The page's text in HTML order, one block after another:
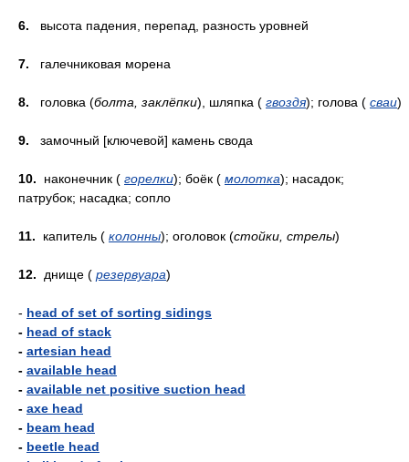
6. высота падения, перепад, разность уровней
7. галечниковая морена
8. головка (болта, заклёпки), шляпка ( гвоздя); голова ( сваи)
9. замочный [ключевой] камень свода
10. наконечник ( горелки); боёк ( молотка); насадок;
патрубок; насадка; сопло
11. капитель ( колонны); оголовок (стойки, стрелы)
12. днище ( резервуара)
- head of set of sorting sidings
- head of stack
- artesian head
- available head
- available net positive suction head
- axe head
- beam head
- beetle head